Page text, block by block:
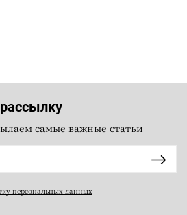
самые важные статьи
персональных данных